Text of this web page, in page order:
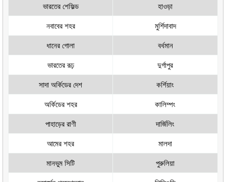
ভারতের শেফিল্ড
হাওড়া
নবাবের শহর
মুর্শিদাবাদ
ধানের গোলা
বর্ধমান
ভারতের রূঢ়
দুর্গাপুর
সাদা অর্কিডের দেশ
কর্শিয়াং
অর্কিডের শহর
কালিম্পং
পাহাড়ের রাণী
দার্জিলিং
আমের শহর
মালদা
মানভুম সিটি
পুরুলিয়া